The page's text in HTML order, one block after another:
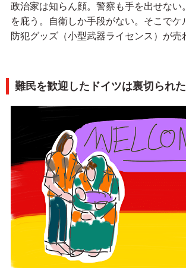
政治家は知らん顔。警察も手を出せない
を庇う。自衛しか手段がない。そこでケ
防犯グッズ（小型武器ライセンス）が売
難民を歓迎したドイツは裏切られた